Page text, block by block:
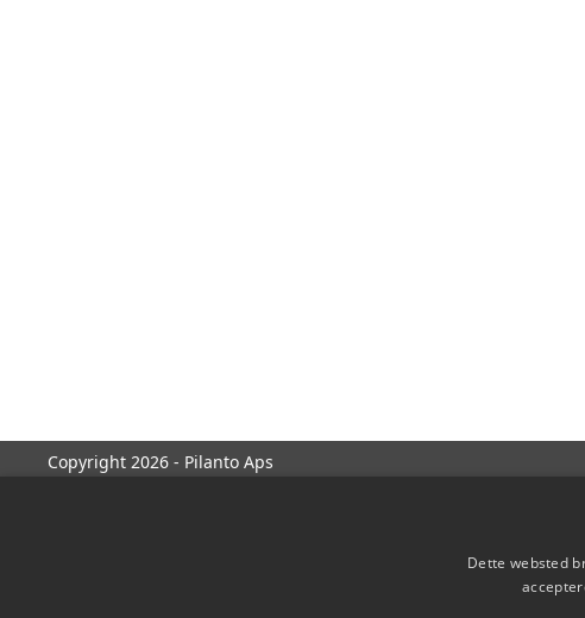
Copyright 2026 - Pilanto Aps
Dette websted